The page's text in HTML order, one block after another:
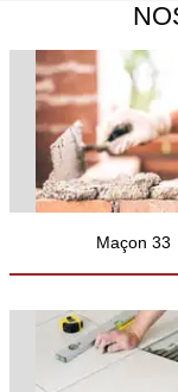
Maçon 33